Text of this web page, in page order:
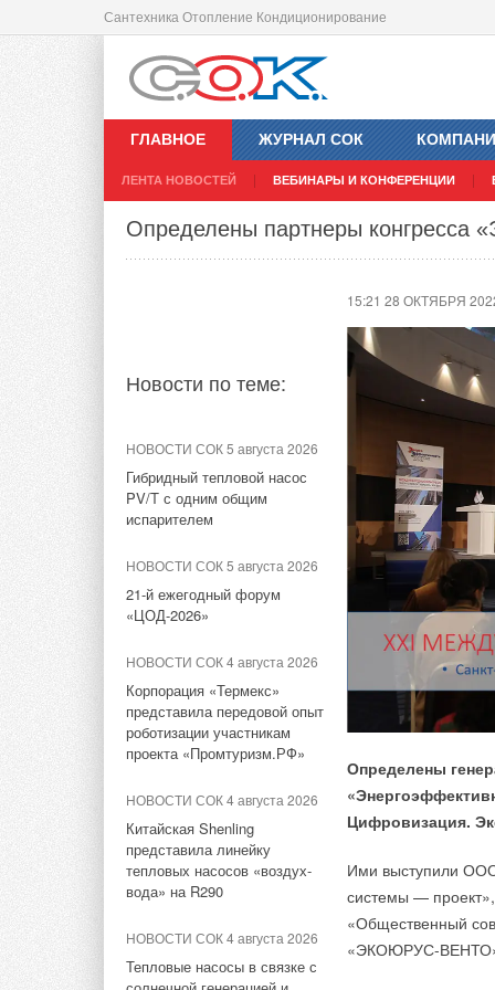
Сантехника Отопление Кондиционирование
ГЛАВНОЕ
ЛЕНТА НОВОСТЕЙ ВЕБИНАРЫ И КОНФЕРЕНЦИИ
ЖУРНАЛ СОК
Определены партнеры конгресса
15:21 28 ОКТЯБРЯ
Новости по теме:
НОВОСТИ СОК 5 августа 2026
Гибридный тепловой насос
PV/T с одним общим
испарителем
НОВОСТИ СОК 5 августа 2026
21-й ежегодный форум
«ЦОД-2026»
НОВОСТИ СОК 4 августа 2026
Корпорация «Термекс»
представила передовой опыт
роботизации участникам
проекта «Промтуризм.РФ»
НОВОСТИ СОК 4 августа 2026
Китайская Shenling
представила линейку
тепловых насосов «воздух-
вода» на R290
НОВОСТИ СОК 4 августа 2026
Тепловые насосы в связке с
Определены
Цифровизация.
Ими выступили
системы —
«Общественный
«ЭКОЮРУС-
ЕС одобрил запрет на новые
топливе, с 2035 года
12:55 28 ОКТЯБРЯ
Новости по теме:
батарей для
электроавтомобилей
НОВОСТИ СОК 3 июля 2026
В Германии каждый второй
владелец отказывается от
повторной покупки
электромобиля
НОВОСТИ СОК 25 июня 2026
Эксперты WEF: готовность
стран к энергопереходу
НОВОСТИ СОК 19 июня 2026
В РФ испытали безопасные и
энергоемкие аккумуляторы
для электромобилей и БПЛА
НОВОСТИ СОК 17 июня 2026
Европа сможет покрыть до
78% потребностей в литии за
счет собственной добычи
НОВОСТИ СОК 4 мая 2026
Заключена крупнейшая в
мире сделка по поставке
БРЮССЕЛЬ, 27 окт
соглашение о
бензиновых и
электромобили и
одобрить новые
новые законы,
процентного
топливе, в блоке из